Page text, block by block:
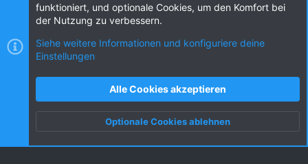
Nutzungsbedingungen
Datenschutz
S
funktioniert, und optionale Cookies, um den Komfort bei
der Nutzung zu verbessern.
Siehe weitere Informationen und konfiguriere deine
Einstellungen
Alle Cookies akzeptieren
Optionale Cookies ablehnen